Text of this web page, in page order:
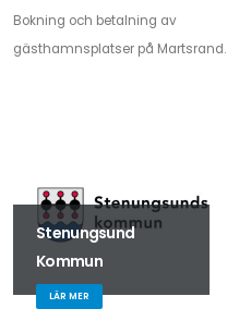
Bokning och betalning av
gästhamnsplatser på Martsrand.
Stenungsund
Kommun
LÄR MER